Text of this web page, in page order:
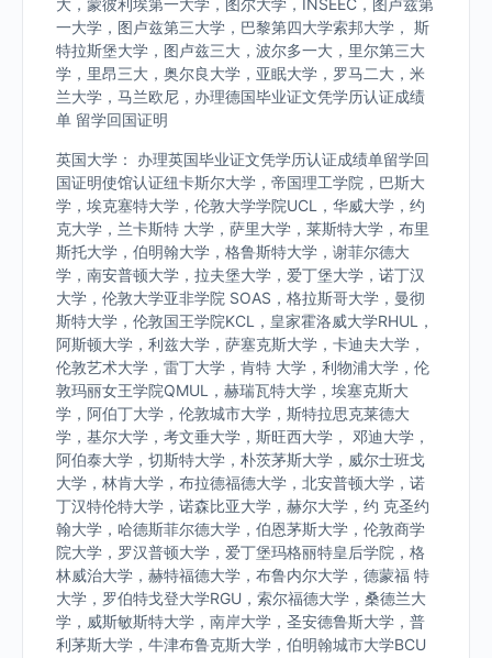
大，蒙彼利埃第一大学，图尔大学，INSEEC，图卢兹第
一大学，图卢兹第三大学，巴黎第四大学索邦大学， 斯
特拉斯堡大学，图卢兹三大，波尔多一大，里尔第三大
学，里昂三大，奥尔良大学，亚眠大学，罗马二大，米
兰大学，马兰欧尼，办理德国毕业证文凭学历认证成绩
单 留学回国证明
英国大学： 办理英国毕业证文凭学历认证成绩单留学回
国证明使馆认证纽卡斯尔大学，帝国理工学院，巴斯大
学，埃克塞特大学，伦敦大学学院UCL，华威大学，约
克大学，兰卡斯特 大学，萨里大学，莱斯特大学，布里
斯托大学，伯明翰大学，格鲁斯特大学，谢菲尔德大
学，南安普顿大学，拉夫堡大学，爱丁堡大学，诺丁汉
大学，伦敦大学亚非学院 SOAS，格拉斯哥大学，曼彻
斯特大学，伦敦国王学院KCL，皇家霍洛威大学RHUL，
阿斯顿大学，利兹大学，萨塞克斯大学，卡迪夫大学，
伦敦艺术大学，雷丁大学，肯特 大学，利物浦大学，伦
敦玛丽女王学院QMUL，赫瑞瓦特大学，埃塞克斯大
学，阿伯丁大学，伦敦城市大学，斯特拉思克莱德大
学，基尔大学，考文垂大学，斯旺西大学， 邓迪大学，
阿伯泰大学，切斯特大学，朴茨茅斯大学，威尔士班戈
大学，林肯大学，布拉德福德大学，北安普顿大学，诺
丁汉特伦特大学，诺森比亚大学，赫尔大学，约 克圣约
翰大学，哈德斯菲尔德大学，伯恩茅斯大学，伦敦商学
院大学，罗汉普顿大学，爱丁堡玛格丽特皇后学院，格
林威治大学，赫特福德大学，布鲁内尔大学，德蒙福 特
大学，罗伯特戈登大学RGU，索尔福德大学，桑德兰大
学，威斯敏斯特大学，南岸大学，圣安德鲁斯大学，普
利茅斯大学，牛津布鲁克斯大学，伯明翰城市大学BCU